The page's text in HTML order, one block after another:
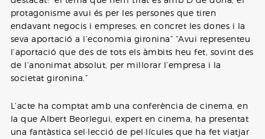
protagonisme avui és per les persones que tiren
endavant negocis i empreses, en concret les dones i la
seva aportació a l’economia gironina” “Avui representeu
l’aportació que des de tots els àmbits heu fet, sovint des
de l’anonimat absolut, per millorar l’empresa i la
societat gironina.”
L’acte ha comptat amb una conferència de cinema, en
la que Albert Beorlegui, expert en cinema, ha presentat
una fantàstica sel·lecció de pel·lícules que ha fet viatjar